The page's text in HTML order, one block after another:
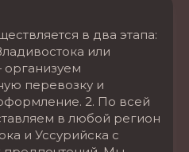
в два этапа:
или
перевозку и
2. По всей
в любой регион
и Уссурийска с